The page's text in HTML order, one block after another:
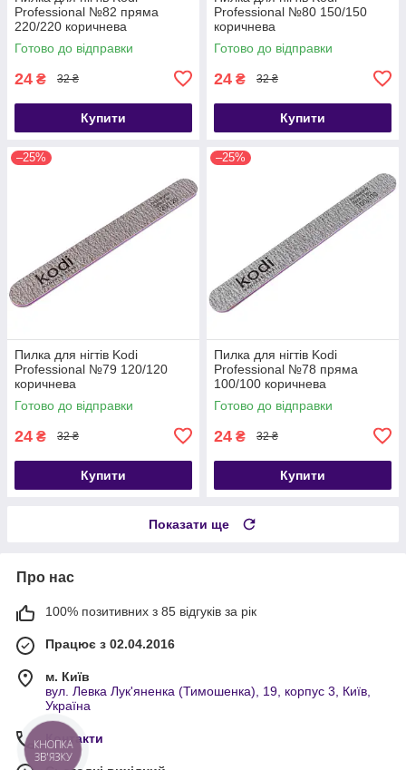
Professional №82 пряма
220/220 коричнева
Готово до відправки
24 ₴ 32 ₴
Купити
Professional №80 150/150
коричнева
Готово до відправки
24 ₴ 32 ₴
Купити
–25%
Пилка для нігтів Kodi
Professional №79 120/120
коричнева
Готово до відправки
24 ₴ 32 ₴
Купити
–25%
Пилка для нігтів Kodi
Professional №78 пряма
100/100 коричнева
Готово до відправки
24 ₴ 32 ₴
Купити
Показати ще
Про нас
100% позитивних з 85 відгуків за рік
Працює з 02.04.2016
м. Київ
вул. Левка Лук'яненка (Тимошенка), 19, корпус 3, Київ,
Україна
Контакти
КНОПКА
ЗВ'ЯЗКУ